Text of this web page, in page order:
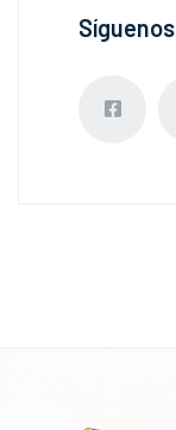
Síguenos